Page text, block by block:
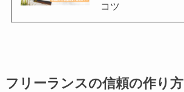
コツ
フリーランスの信頼の作り方